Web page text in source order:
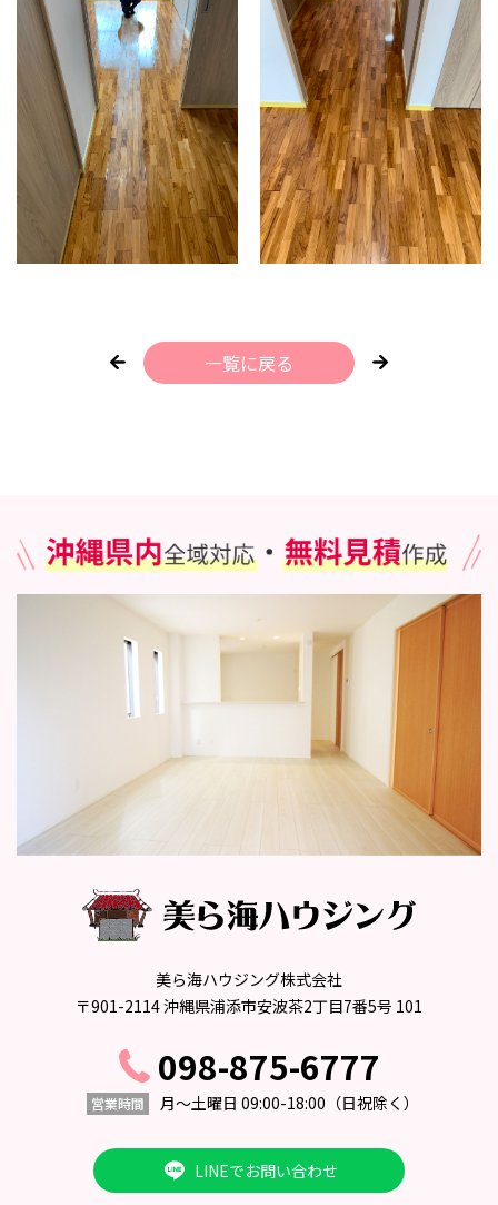
一覧に戻る
美ら海ハウジング株式会社
〒901-2114 沖縄県浦添市安波茶2丁目7番5号 101
098-875-6777
営業時間 月〜土曜日 09:00-18:00 （日祝除く）
LINEでお問い合わせ